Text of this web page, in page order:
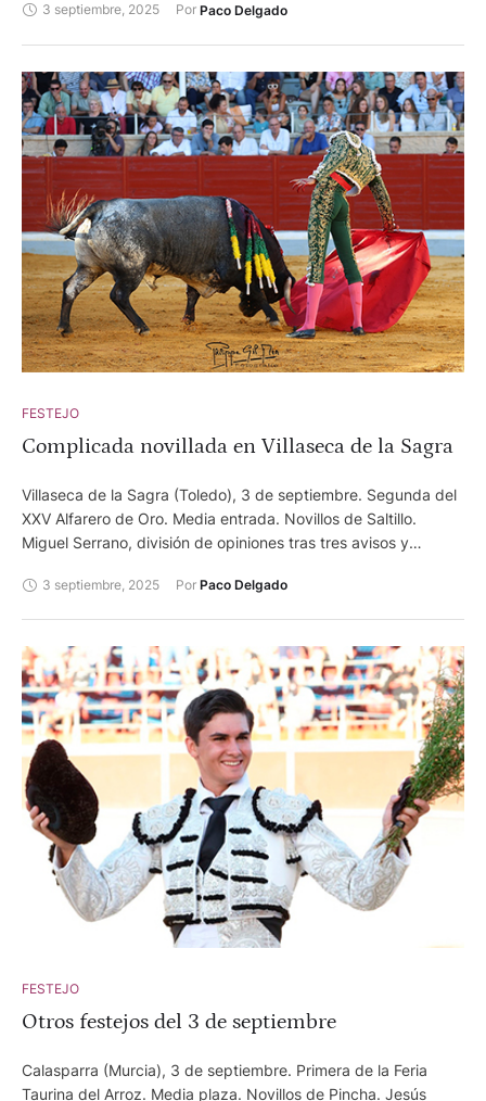
3 septiembre, 2025 Por Paco Delgado
FESTEJO
Complicada novillada en Villaseca de la Sagra
Villaseca de la Sagra (Toledo), 3 de septiembre. Segunda del
XXV Alfarero de Oro. Media entrada. Novillos de Saltillo.
Miguel Serrano, división de opiniones tras tres avisos y
Osornio, silencio y silencio. Foto: Philippe Gil Mir
3 septiembre, 2025 Por Paco Delgado
FESTEJO
Otros festejos del 3 de septiembre
Calasparra (Murcia), 3 de septiembre. Primera de la Feria
Taurina del Arroz. Media plaza. Novillos de Pincha. Jesús